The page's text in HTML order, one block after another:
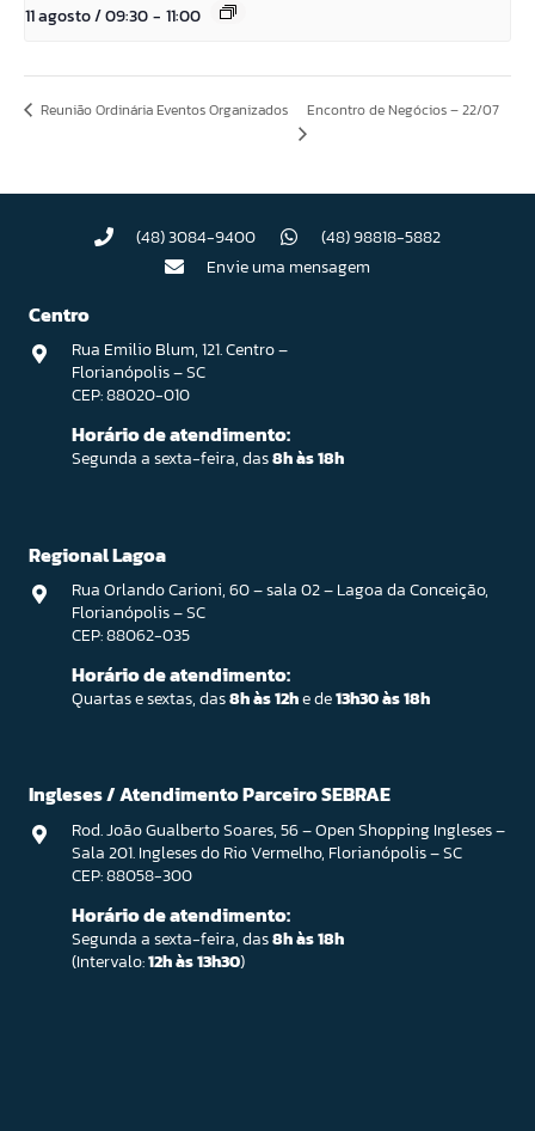
11 agosto / 09:30- 11:00
Reunião Ordinária Eventos Organizados Encontro de Negócios – 22/07
(48) 3084-9400
(48) 98818-5882
Envie uma mensagem
Centro
Rua Emilio Blum, 121. Centro –
Florianópolis – SC
CEP: 88020-010
Horário de atendimento:
Segunda a sexta-feira, das8h às 18h
Regional Lagoa
Rua Orlando Carioni, 60 – sala 02 – Lagoa da Conceição,
Florianópolis – SC
CEP: 88062-035
Horário de atendimento:
Quartas e sextas, das8h às 12he de13h30 às 18h
Ingleses / Atendimento Parceiro SEBRAE
Rod. João Gualberto Soares, 56 – Open Shopping Ingleses –
Sala 201. Ingleses do Rio Vermelho, Florianópolis – SC
CEP: 88058-300
Horário de atendimento:
Segunda a sexta-feira, das8h às 18h
(Intervalo:12h às 13h30)